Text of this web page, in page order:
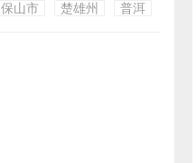
保山市 楚雄州 普洱